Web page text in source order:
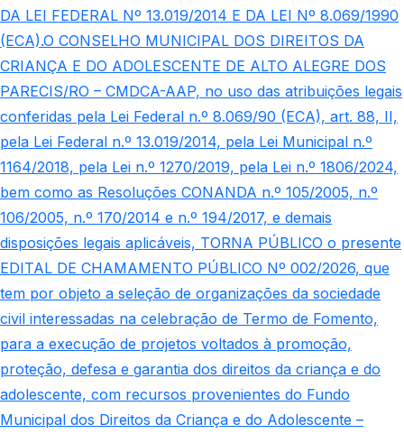
DA LEI FEDERAL Nº 13.019/2014 E DA LEI Nº 8.069/1990
(ECA).O CONSELHO MUNICIPAL DOS DIREITOS DA
CRIANÇA E DO ADOLESCENTE DE ALTO ALEGRE DOS
PARECIS/RO – CMDCA-AAP, no uso das atribuições legais
conferidas pela Lei Federal n.º 8.069/90 (ECA), art. 88, II,
pela Lei Federal n.º 13.019/2014, pela Lei Municipal n.º
1164/2018, pela Lei n.º 1270/2019, pela Lei n.º 1806/2024,
bem como as Resoluções CONANDA n.º 105/2005, n.º
106/2005, n.º 170/2014 e n.º 194/2017, e demais
disposições legais aplicáveis, TORNA PÚBLICO o presente
EDITAL DE CHAMAMENTO PÚBLICO Nº 002/2026, que
tem por objeto a seleção de organizações da sociedade
civil interessadas na celebração de Termo de Fomento,
para a execução de projetos voltados à promoção,
proteção, defesa e garantia dos direitos da criança e do
adolescente, com recursos provenientes do Fundo
Municipal dos Direitos da Criança e do Adolescente –